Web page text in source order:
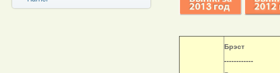
Брэст
------------